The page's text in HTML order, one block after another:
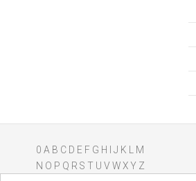
0 A B C D E F G H J K
M
N O P Q R S T U V WXY Z